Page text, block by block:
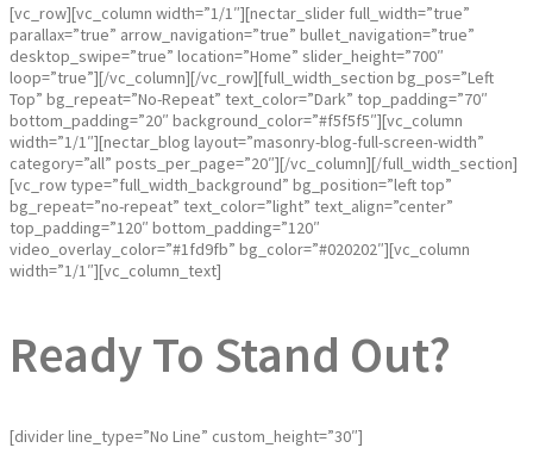
[vc_row][vc_column width=”1/1″][nectar_slider full_width=”true”
parallax=”true” arrow_navigation=”true” bullet_navigation=”true”
desktop_swipe=”true” location=”Home” slider_height=”700″
loop=”true”][/vc_column][/vc_row][full_width_section bg_pos=”Left
Top” bg_repeat=”No-Repeat” text_color=”Dark” top_padding=”70″
bottom_padding=”20″ background_color=”#f5f5f5″][vc_column
width=”1/1″][nectar_blog layout=”masonry-blog-full-screen-width”
category=”all” posts_per_page=”20″][/vc_column][/full_width_section]
[vc_row type=”full_width_background” bg_position=”left top”
bg_repeat=”no-repeat” text_color=”light” text_align=”center”
top_padding=”120″ bottom_padding=”120″
video_overlay_color=”#1fd9fb” bg_color=”#020202″][vc_column
width=”1/1″][vc_column_text]
Ready To Stand Out?
[divider line_type=”No Line” custom_height=”30″]